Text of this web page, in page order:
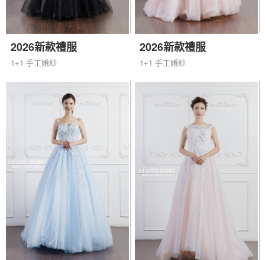
2026新款禮服
1+1 手工婚紗
2026新款禮服
1+1 手工婚紗